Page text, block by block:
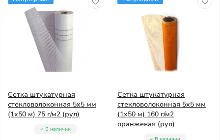
Сетка штукатурная
стекловолоконная 5x5 мм
(1x50 м) 75 г/м2 (рул)
В наличии
Сетка штукатурная
стекловолоконная 5x5 мм
(1x50 м) 160 г/м2
оранжевая (рул)